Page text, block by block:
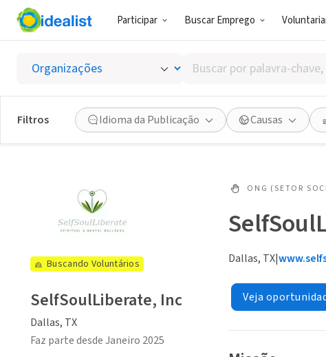
Participar Buscar Emprego
Buscar
por
palavra-
chave,
habilidades
ou
Filtros Idioma da Publicação Causas
ONG (SETOR
Dallas, TX|
Veja
Buscando Voluntários
SelfSoulLiberate, Inc
Dallas, TX
Faz parte desde Janeiro 2025